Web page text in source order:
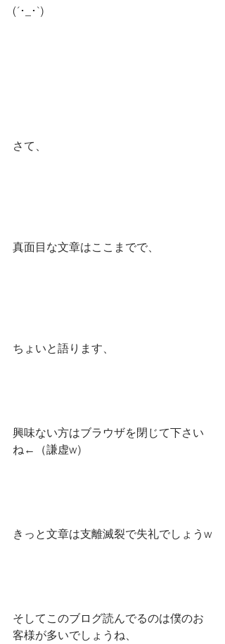
(´･_･`)
さて、
真面目な文章はここまでで、
ちょいと語ります、
興味ない方はブラウザを閉じて下さい
ね←（謙虚w)
きっと文章は支離滅裂で失礼でしょうw
そしてこのブログ読んでるのは僕のお
客様が多いでしょうね、